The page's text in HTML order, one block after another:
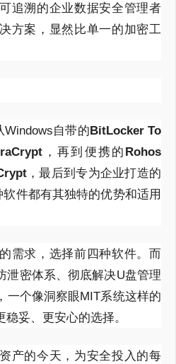
追溯的企业数据安全管理者
方案，显然比单一的加密工
自带的BitLocker To
，再到便携的 Rohos
，最后到专为企业打造的
件都有其独特的优势和适用
需求，选择前四种软件。而
泄密体系、彻底解决U盘管理
一个像洞察眼MIT系统这样的
妥、更安心的选择。
产的今天，为安全投入的每